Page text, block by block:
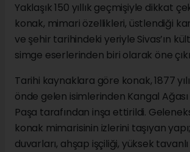
Yaklaşık 150 yıllık geçmişiyle dikkat
konak, mimari özellikleri, üstlendiği
ve şehir tarihindeki yeriyle Sivas’ın
simge eserlerinden biri olarak öne
Tarihi kaynaklara göre konak, 1877
önde gelen isimlerinden Kangal
Paşa tarafından inşa ettirildi.
konak mimarisinin izlerini taşıyan
duvarları, ahşap işçiliği, yüksek